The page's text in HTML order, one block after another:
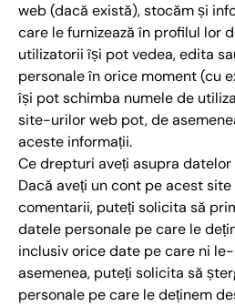
web (dacă există), stocăm și
care le furnizează în profilul lor
utilizatorii își pot vedea, edita
personale în orice moment (cu
își pot schimba numele de
site-urilor web pot, de
aceste informații.
Ce drepturi aveți asupra datelor
Dacă aveți un cont pe acest
comentarii, puteți solicita să
datele personale pe care le
inclusiv orice date pe care ni
asemenea, puteți solicita să
personale pe care le deținem